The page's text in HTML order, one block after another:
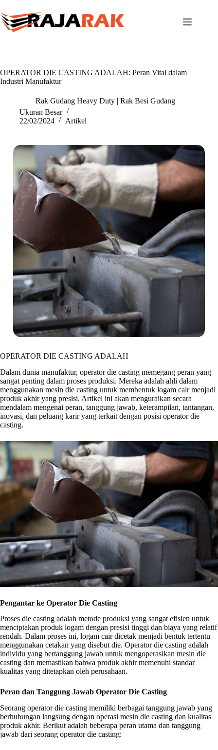
to
content
OPERATOR DIE CASTING ADALAH: Peran Vital dalam
Industri Manufaktur
Rak Gudang Heavy Duty | Rak Besi Gudang
Ukuran Besar
22/02/2024
Artikel
OPERATOR DIE CASTING ADALAH
Dalam dunia manufaktur, operator die casting memegang peran yang
sangat penting dalam proses produksi. Mereka adalah ahli dalam
menggunakan mesin die casting untuk membentuk logam cair menjadi
produk akhir yang presisi. Artikel ini akan menguraikan secara
mendalam mengenai peran, tanggung jawab, keterampilan, tantangan,
inovasi, dan peluang karir yang terkait dengan posisi operator die
casting.
Pengantar ke Operator Die Casting
Proses die casting adalah metode produksi yang sangat efisien untuk
menciptakan produk logam dengan presisi tinggi dan biaya yang relatif
rendah. Dalam proses ini, logam cair dicetak menjadi bentuk tertentu
menggunakan cetakan yang disebut die. Operator die casting adalah
individu yang bertanggung jawab untuk mengoperasikan mesin die
casting dan memastikan bahwa produk akhir memenuhi standar
kualitas yang ditetapkan oleh perusahaan.
Peran dan Tanggung Jawab Operator Die Casting
Seorang operator die casting memiliki berbagai tanggung jawab yang
berhubungan langsung dengan operasi mesin die casting dan kualitas
produk akhir. Berikut adalah beberapa peran utama dan tanggung
jawab dari seorang operator die casting: